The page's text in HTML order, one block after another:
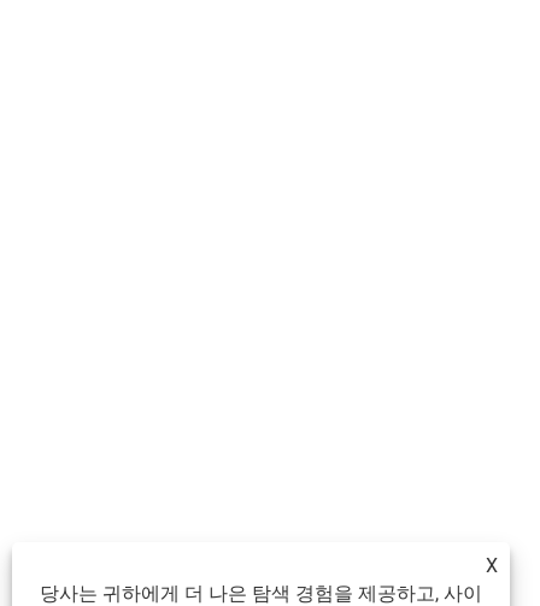
X
당사는 귀하에게 더 나은 탐색 경험을 제공하고, 사이